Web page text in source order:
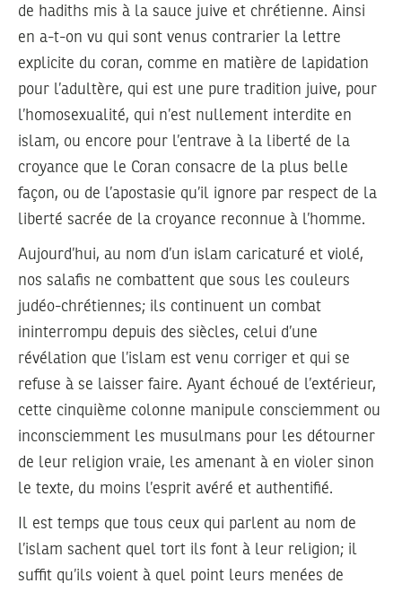
de hadiths mis à la sauce juive et chrétienne. Ainsi
en a-t-on vu qui sont venus contrarier la lettre
explicite du coran, comme en matière de lapidation
pour l’adultère, qui est une pure tradition juive, pour
l’homosexualité, qui n’est nullement interdite en
islam, ou encore pour l’entrave à la liberté de la
croyance que le Coran consacre de la plus belle
façon, ou de l’apostasie qu’il ignore par respect de la
liberté sacrée de la croyance reconnue à l’homme.
Aujourd’hui, au nom d’un islam caricaturé et violé,
nos salafis ne combattent que sous les couleurs
judéo-chrétiennes; ils continuent un combat
ininterrompu depuis des siècles, celui d’une
révélation que l’islam est venu corriger et qui se
refuse à se laisser faire. Ayant échoué de l’extérieur,
cette cinquième colonne manipule consciemment ou
inconsciemment les musulmans pour les détourner
de leur religion vraie, les amenant à en violer sinon
le texte, du moins l’esprit avéré et authentifié.
Il est temps que tous ceux qui parlent au nom de
l’islam sachent quel tort ils font à leur religion; il
suffit qu’ils voient à quel point leurs menées de